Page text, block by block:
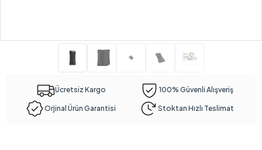
Ücretsiz Kargo 100% Güvenli Alışveriş
Orjinal Ürün Garantisi Stoktan Hızlı Teslimat